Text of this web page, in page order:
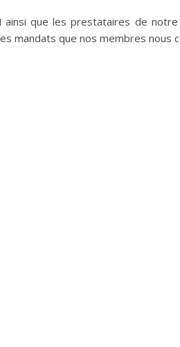
ainsi que les prestataires de notre
mandats que nos membres nous